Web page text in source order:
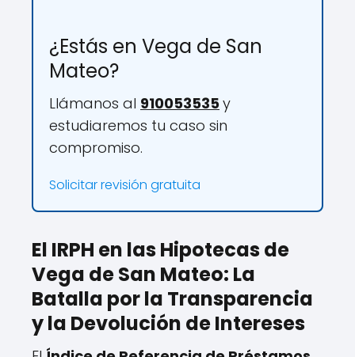
¿Estás en Vega de San
Mateo?
Llámanos al 910053535y
estudiaremos tu caso sin
compromiso.
Solicitar revisión gratuita
El IRPH en las Hipotecas de
Vega de San Mateo: La
Batalla por la Transparencia
y la Devolución de Intereses